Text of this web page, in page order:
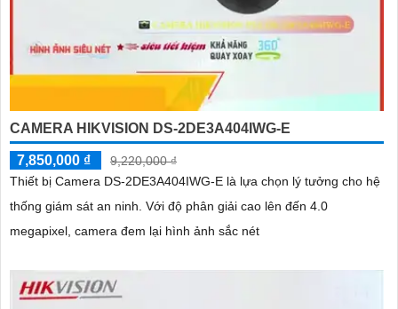
CAMERA HIKVISION DS-2DE3A404IWG-E
7,850,000 ₫
9,220,000 ₫
Thiết bị Camera DS-2DE3A404IWG-E là lựa chọn lý tưởng cho hệ
thống giám sát an ninh. Với độ phân giải cao lên đến 4.0
megapixel, camera đem lại hình ảnh sắc nét